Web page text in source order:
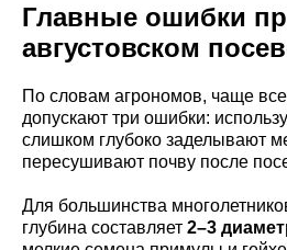
Главные ошибки
августовском
По словам агрономов, чаще
допускают три ошибки:
слишком глубоко заделывают
пересушивают почву после
Для большинства
глубина составляет 2–3